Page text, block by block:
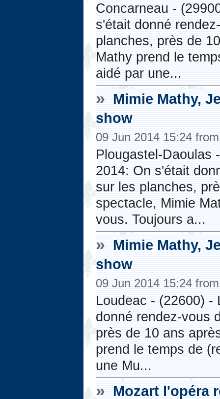
Concarneau -
s'était donné
planches, près de
Mathy prend le
aidé par une...
» Mimie Mathy,
show
09 Jun 2014 15:24
Plougastel-Daoulas
2014: On s'était
sur les planches,
spectacle, Mimie
vous. Toujours a...
» Mimie Mathy,
show
09 Jun 2014 15:24
Loudeac - (22600) -
donné rendez-vous
près de 10 ans
prend le temps de
une Mu...
» Mozart l'opéra